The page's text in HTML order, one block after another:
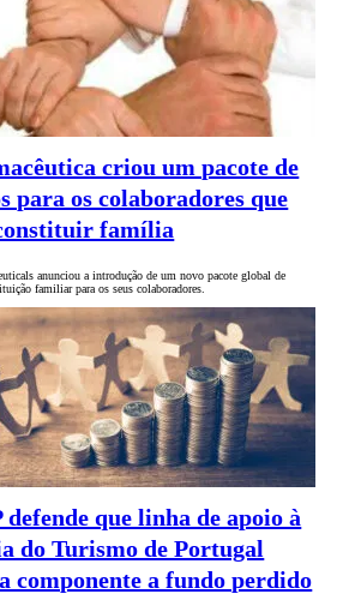
criou um pacote de
para os colaboradores que
família
anunciou a introdução de um novo pacote global de
familiar para os seus colaboradores.
defende que linha de apoio à
do Turismo de Portugal
componente a fundo perdido